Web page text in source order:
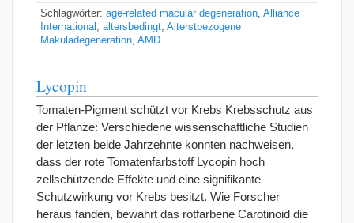
Schlagwörter: age-related macular degeneration Alliance
International
altersbedingt Alterstbezogene
Makuladegeneration AMD
Lycopin
Tomaten-Pigment schützt vor Krebs Krebsschutz aus
der Pflanze: Verschiedene wissenschaftliche Studien
der letzten beide Jahrzehnte konnten nachweisen,
dass der rote Tomatenfarbstoff Lycopin hoch
zellschützende Effekte und eine signifikante
Schutzwirkung vor Krebs besitzt. Wie Forscher
heraus fanden, bewahrt das rotfarbene Carotinoid die